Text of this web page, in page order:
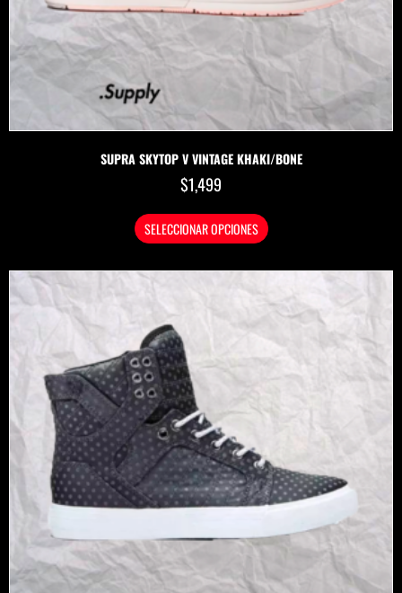
SUPRA SKYTOP V VINTAGE KHAKI/BONE
$1,499
SELECCIONAR OPCIONES